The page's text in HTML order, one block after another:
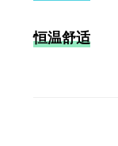
恒温舒适